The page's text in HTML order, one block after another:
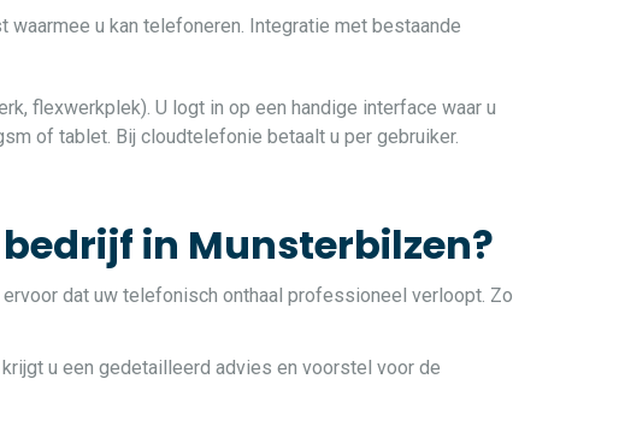
u kan telefoneren. Integratie met bestaande
flexwerkplek). U logt in op een handige interface waar u
of tablet. Bij cloudtelefonie betaalt u per gebruiker.
in Munsterbilzen?
dat uw telefonisch onthaal professioneel verloopt. Zo
u een gedetailleerd advies en voorstel voor de